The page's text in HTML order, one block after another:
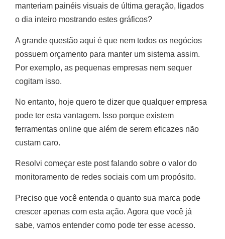
manteriam painéis visuais de última geração, ligados
o dia inteiro mostrando estes gráficos?
A grande questão aqui é que nem todos os negócios
possuem orçamento para manter um sistema assim.
Por exemplo, as pequenas empresas nem sequer
cogitam isso.
No entanto, hoje quero te dizer que qualquer empresa
pode ter esta vantagem. Isso porque existem
ferramentas online que além de serem eficazes não
custam caro.
Resolvi começar este post falando sobre o valor do
monitoramento de redes sociais com um propósito.
Preciso que você entenda o quanto sua marca pode
crescer apenas com esta ação. Agora que você já
sabe, vamos entender como pode ter esse acesso.